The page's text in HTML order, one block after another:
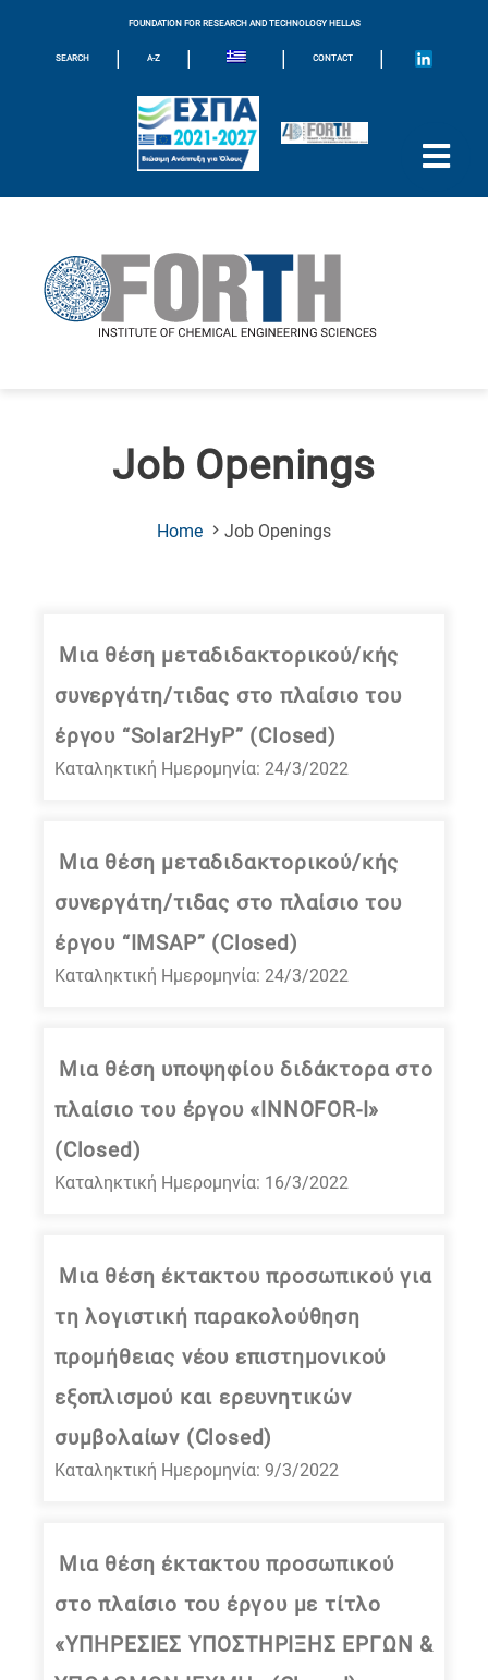
FOUNDATION FOR RESEARCH AND TECHNOLOGY HELLAS
SEARCH | A-Z | | CONTACT |
Job Openings
Home Job Openings(Current
Μια θέση μεταδιδακτορικού/κής
συνεργάτη/τιδας στο πλαίσιο του
έργου “Solar2HyP” (Closed)
Καταληκτική Ημερομηνία: 24/3/2022
Μια θέση μεταδιδακτορικού/κής
συνεργάτη/τιδας στο πλαίσιο του
έργου “IMSAP” (Closed)
Καταληκτική Ημερομηνία: 24/3/2022
Μια θέση υποψηφίου διδάκτορα στο
πλαίσιο του έργου «INNOFOR-I»
(Closed)
Καταληκτική Ημερομηνία: 16/3/2022
Μια θέση έκτακτου προσωπικού για
τη λογιστική παρακολούθηση
προμήθειας νέου επιστημονικού
εξοπλισμού και ερευνητικών
συμβολαίων (Closed)
Καταληκτική Ημερομηνία: 9/3/2022
Μια θέση έκτακτου προσωπικού
στο πλαίσιο του έργου με τίτλο
«ΥΠΗΡΕΣΙΕΣ ΥΠΟΣΤΗΡΙΞΗΣ ΕΡΓΩΝ &